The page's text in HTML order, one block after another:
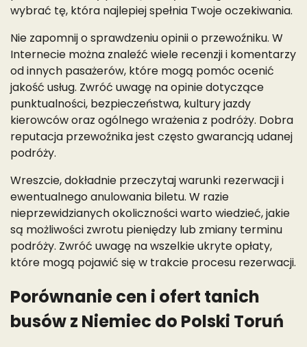
wybrać tę, która najlepiej spełnia Twoje oczekiwania.
Nie zapomnij o sprawdzeniu opinii o przewoźniku. W
Internecie można znaleźć wiele recenzji i komentarzy
od innych pasażerów, które mogą pomóc ocenić
jakość usług. Zwróć uwagę na opinie dotyczące
punktualności, bezpieczeństwa, kultury jazdy
kierowców oraz ogólnego wrażenia z podróży. Dobra
reputacja przewoźnika jest często gwarancją udanej
podróży.
Wreszcie, dokładnie przeczytaj warunki rezerwacji i
ewentualnego anulowania biletu. W razie
nieprzewidzianych okoliczności warto wiedzieć, jakie
są możliwości zwrotu pieniędzy lub zmiany terminu
podróży. Zwróć uwagę na wszelkie ukryte opłaty,
które mogą pojawić się w trakcie procesu rezerwacji.
Porównanie cen i ofert tanich
busów z Niemiec do Polski Toruń